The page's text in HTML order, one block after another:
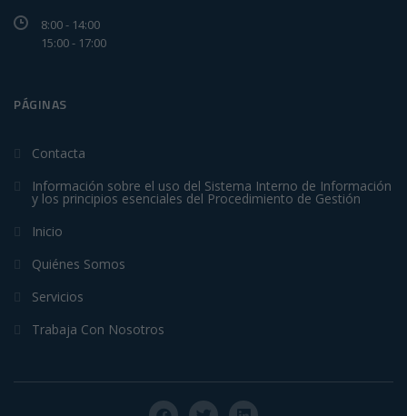
8:00 - 14:00
15:00 - 17:00
PÁGINAS
Contacta
Información sobre el uso del Sistema Interno de Información
y los principios esenciales del Procedimiento de Gestión
Inicio
Quiénes Somos
Servicios
Trabaja Con Nosotros